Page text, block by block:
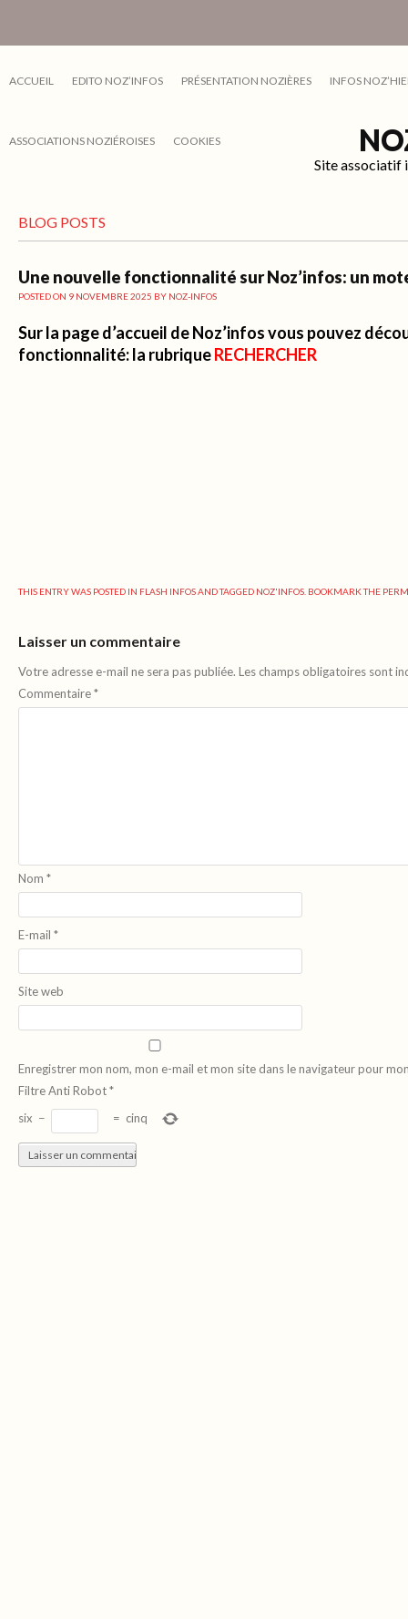
ACCUEIL EDITO NOZ’INFOS PRÉSENTATION NOZIÈRES INFOS
ASSOCIATIONS NOZIÉROISES COOKIES
Site associatif
BLOG POSTS
Une nouvelle fonctionnalité sur Noz’infos: un
POSTED ON 9 NOVEMBRE 2025 BY NOZ-INFOS
Sur la page d’accueil de Noz’infos vous pouvez
fonctionnalité: la rubriqueRECHERCHER
THIS ENTRY WAS POSTED IN FLASH INFOSAND TAGGED NOZ'INFOS . BOOKMARK THE
Laisser un commentaire
Votre adresse e-mail ne sera pas publiée. Les champs obligatoires sont
Commentaire*
Nom *
E-mail *
Site web
Enregistrer mon nom, mon e-mail et mon site dans le navigateur pour
Filtre Anti Robot*
six − = cinq